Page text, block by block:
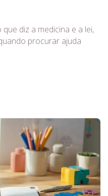
diz a medicina e a lei,
procurar ajuda